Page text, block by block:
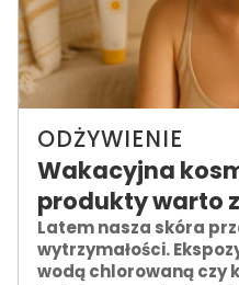
ODŻYWIENIE
Wakacyjna
produkty warto
Latem nasza skóra
wytrzymałości.
wodą chlorowaną czy